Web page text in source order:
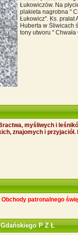
Łukowiczów. Na
plakieta nagrobna "
Łukowicz". Ks.
Huberta w Śliwicach
tony utworu "
myśliwych i
znajomych i
patronalnego
P Z Ł